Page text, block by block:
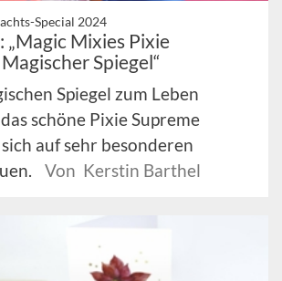
Special 2024
„Magic Mixies Pixie
Spiegel“
Spiegel zum Leben
schöne Pixie Supreme
auf sehr besonderen
Von Kerstin Barthel